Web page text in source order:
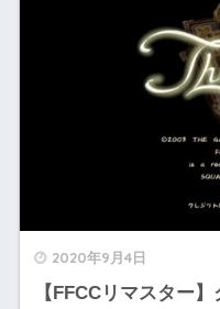
2020年9月4日
【FFCCリマスター